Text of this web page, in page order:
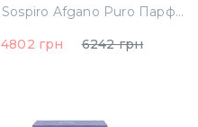
Sospiro Afgano Puro Парфюмированная вода 100 ml Тестер
4802 грн
6242 грн